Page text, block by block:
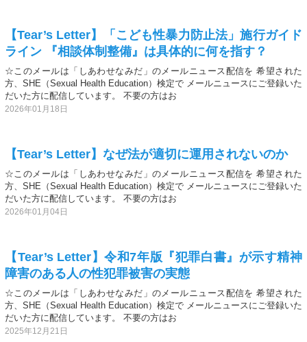
【Tear’s Letter】「こども性暴力防止法」施行ガイド
ライン 『相談体制整備』は具体的に何を指す？
☆このメールは「しあわせなみだ」のメールニュース配信を 希望された
方、SHE（Sexual Health Education）検定で メールニュースにご登録いた
だいた方に配信しています。 不要の方はお
2026年01月18日
【Tear’s Letter】なぜ法が適切に運用されないのか
☆このメールは「しあわせなみだ」のメールニュース配信を 希望された
方、SHE（Sexual Health Education）検定で メールニュースにご登録いた
だいた方に配信しています。 不要の方はお
2026年01月04日
【Tear’s Letter】令和7年版『犯罪白書』が示す精神
障害のある人の性犯罪被害の実態
☆このメールは「しあわせなみだ」のメールニュース配信を 希望された
方、SHE（Sexual Health Education）検定で メールニュースにご登録いた
だいた方に配信しています。 不要の方はお
2025年12月21日